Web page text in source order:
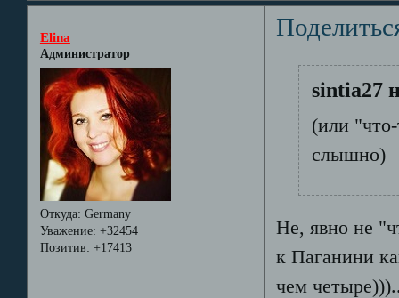
Elina
Администратор
Откуда: Germany
Уважение: +32454
Позитив: +17413
sintia27
(или
слышно)
Не, явно не
к Паганини
чем